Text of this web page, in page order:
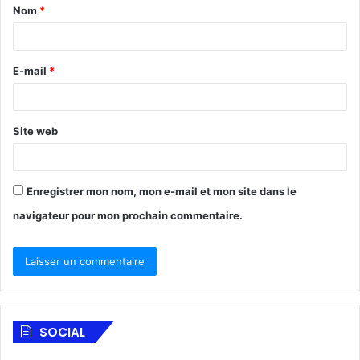
La certification Top Employer repose sur une
les17 organisations internationalesdistinguées par
PMI : consacré dans 32 pays sur
3 continents
pour la dixième année consécutive, s’ajoute aux
distinctions attribuées aux affiliés de PMI dans
paysrépartis :
en Europe,
au Moyen-Orient,
Nom *
E-mail *
Site web
Enregistrer mon nom, mon e-mail et mon site dans le
navigateur pour mon prochain commentaire.
SOCIAL